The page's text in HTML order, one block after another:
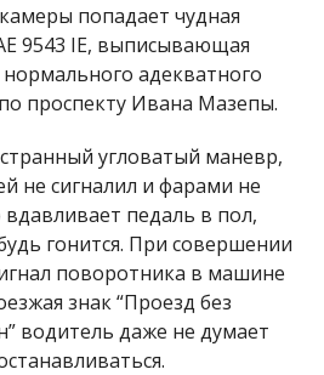
попадает чудная
9543 ІЕ, выписывающая
адекватного
проспекту Ивана Мазепы.
угловатый маневр,
не сигналил и фарами не
педаль в пол,
гонится. При совершении
поворотника в машине
знак “Проезд без
водитель даже не думает